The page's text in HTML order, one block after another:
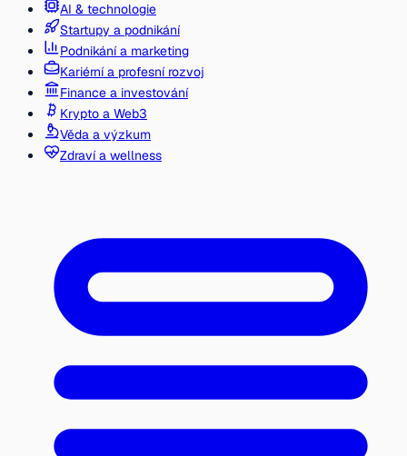
AI & technologie
Startupy a podnikání
Podnikání a marketing
Kariérní a profesní rozvoj
Finance a investování
Krypto a Web3
Věda a výzkum
Zdraví a wellness